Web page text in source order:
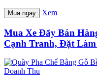
Mua ngay Xem
Mua Xe Đẩy Bán
Cạnh Tranh, Đặt